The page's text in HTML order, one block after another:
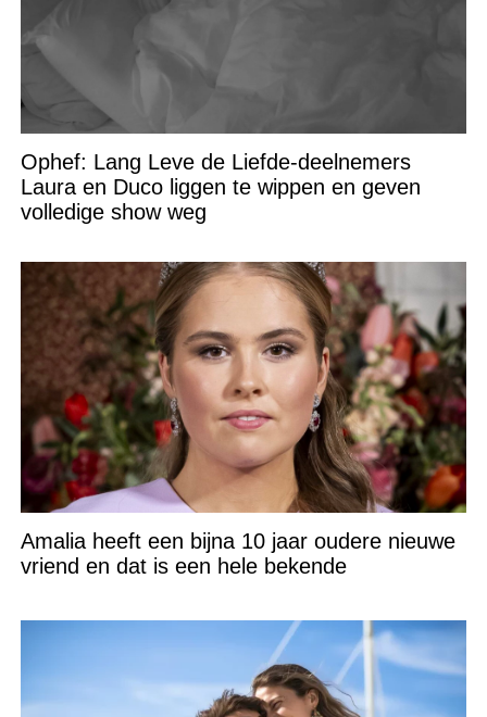
Ophef: Lang Leve de Liefde-deelnemers
Laura en Duco liggen te wippen en geven
volledige show weg
Amalia heeft een bijna 10 jaar oudere nieuwe
vriend en dat is een hele bekende